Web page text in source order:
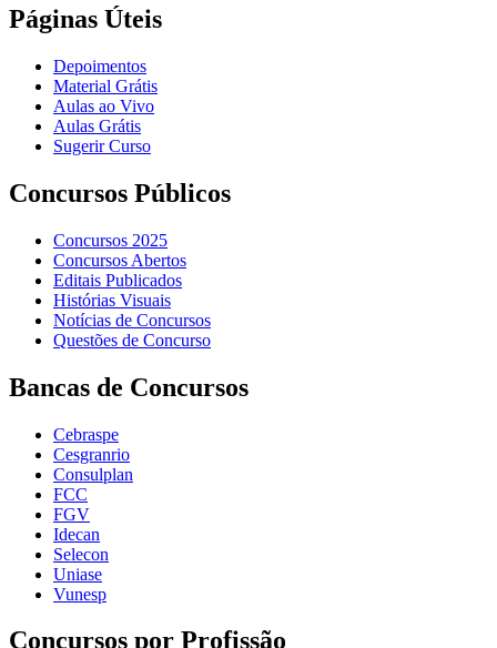
Páginas Úteis
Depoimentos
Material Grátis
Aulas ao Vivo
Aulas Grátis
Sugerir Curso
Concursos Públicos
Concursos 2025
Concursos Abertos
Editais Publicados
Histórias Visuais
Notícias de Concursos
Questões de Concurso
Bancas de Concursos
Cebraspe
Cesgranrio
Consulplan
FCC
FGV
Idecan
Selecon
Uniase
Vunesp
Concursos por Profissão